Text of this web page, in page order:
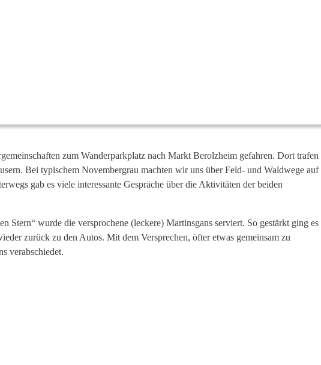
zum Wanderparkplatz nach Markt Berolzheim gefahren. Dort trafen
Bei typischem Novembergrau machten wir uns über Feld- und Waldwege auf
gab es viele interessante Gespräche über die Aktivitäten der beiden
Stern“ wurde die versprochene (leckere) Martinsgans serviert. So gestärkt ging es
zurück zu den Autos. Mit dem Versprechen, öfter etwas gemeinsam zu
verabschiedet.